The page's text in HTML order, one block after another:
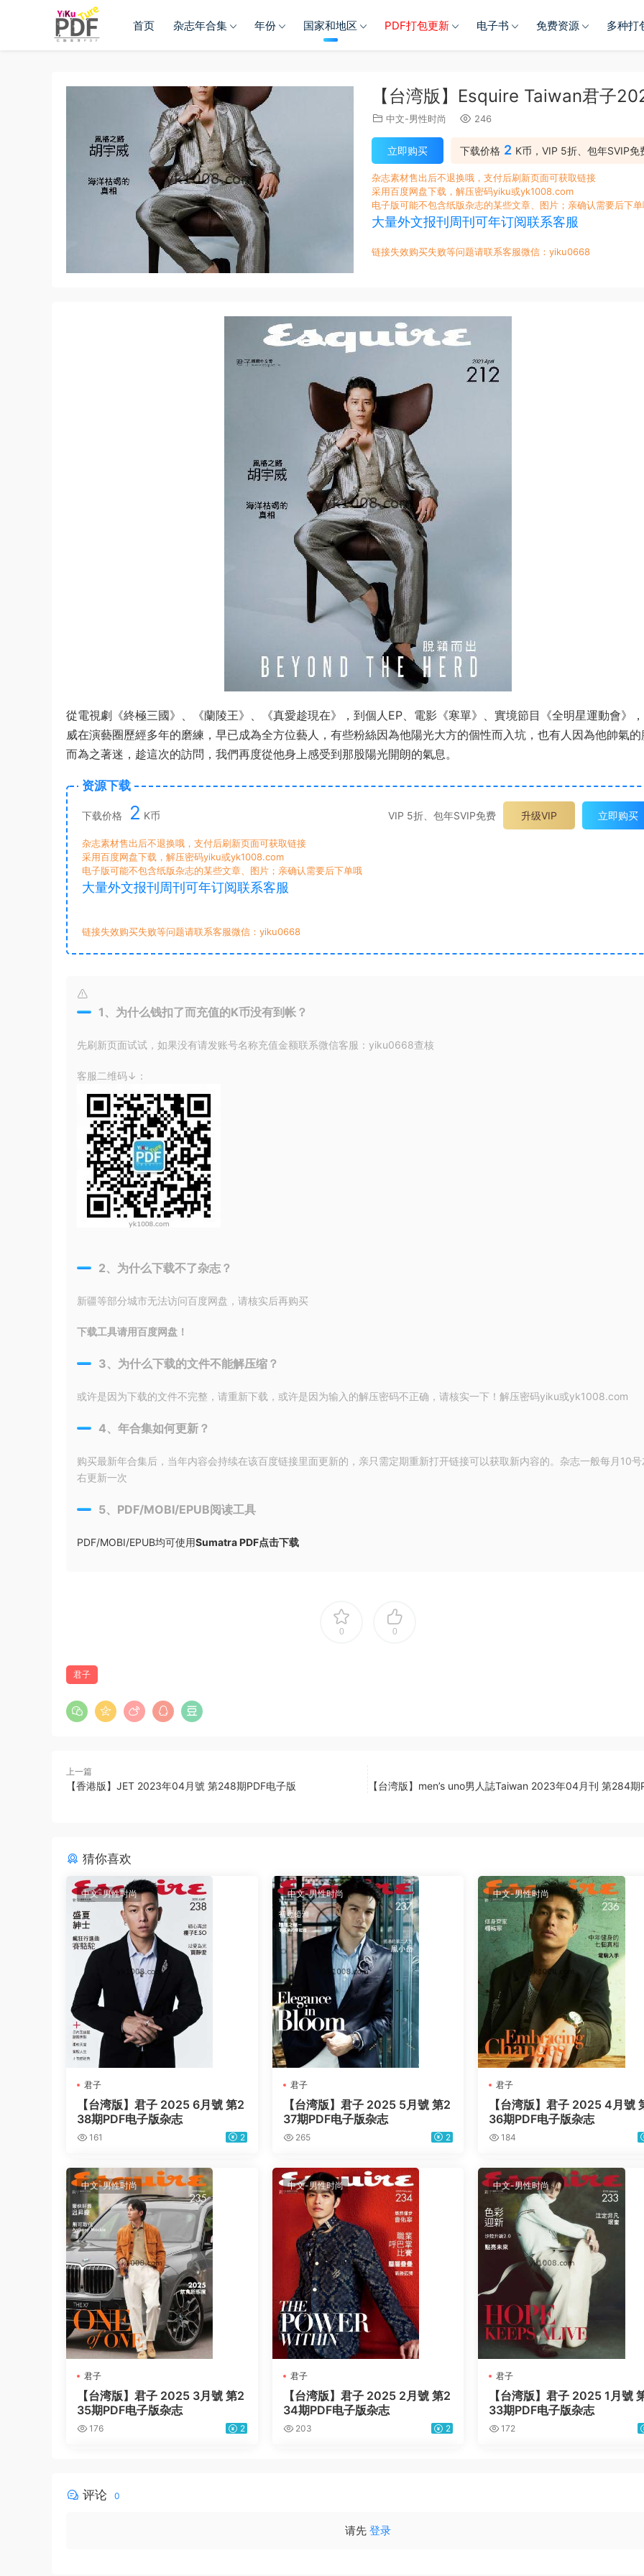
首页 杂志年合集 年份 国家和地区 PDF打包更新 电子书 免费资源 多种打
【台湾版】Esquire Taiwan君子
中文-男性时尚 246
下载价格 2 K币，VIP 5折、包年SVIP免
立即购买
杂志素材售出后不退换哦，支付后刷新页面可获取链接
采用百度网盘下载，解压密码yiku或yk1008.com
电子版可能不包含纸版杂志的某些文章、图片；亲确认需要后下
大量外文报刊周刊可年订阅联系客服
链接失效购买失败等问题请联系客服微信：yiku0668
從電視劇《終極三國》、《蘭陵王》、《真愛趁現在》，到個人EP、電影《寒單》、實境節目《全明星運動會》
威在演藝圈歷經多年的磨練，早已成為全方位藝人，有些粉絲因為他陽光大方的個性而入坑，也有人因為他帥氣的
而為之著迷，趁這次的訪問，我們再度從他身上感受到那股陽光開朗的氣息。
资源下载
下载价格 2 K币 VIP 5折、包年SVIP免费 升级VIP 立即购买
杂志素材售出后不退换哦，支付后刷新页面可获取链接
采用百度网盘下载，解压密码yiku或yk1008.com
电子版可能不包含纸版杂志的某些文章、图片；亲确认需要后下单哦
大量外文报刊周刊可年订阅联系客服
链接失效购买失败等问题请联系客服微信：yiku0668
1、为什么钱扣了而充值的K币没有到帐？
先刷新页面试试，如果没有请发账号名称充值金额联系微信客服：yiku0668查核
客服二维码↓：
2、为什么下载不了杂志？
新疆等部分城市无法访问百度网盘，请核实后再购买
下载工具请用百度网盘！
3、为什么下载的文件不能解压缩？
或许是因为下载的文件不完整，请重新下载，或许是因为输入的解压密码不正确，请核实一下！解压密码yiku或yk1008.com
4、年合集如何更新？
购买最新年合集后，当年内容会持续在该百度链接里面更新的，亲只需定期重新打开链接可以获取新内容的。杂志一般每月10号
右更新一次
5、PDF/MOBI/EPUB阅读工具
PDF/MOBI/EPUB均可使用Sumatra PDF点击下载
0 0
君子
上一篇
【香港版】JET 2023年04月號 第248期PDF电子版 【台湾版】men’s uno男人誌Taiwan 2023年04月刊 第284期
猜你喜欢
中文-男性时尚
君子
【台湾版】君子 2025 6月號 第2
38期PDF电子版杂志
161 2
中文-男性时尚
君子
【台湾版】君子 2025 5月號 第2
37期PDF电子版杂志
265 2
中文-男性时尚
君子
【台湾版】君子 2025 4月號
36期PDF电子版杂志
184
中文-男性时尚
君子
【台湾版】君子 2025 3月號 第2
35期PDF电子版杂志
176 2
中文-男性时尚
君子
【台湾版】君子 2025 2月號 第2
34期PDF电子版杂志
203 2
中文-男性时尚
君子
【台湾版】君子 2025 1月號
33期PDF电子版杂志
172
评论 0
请先 登录